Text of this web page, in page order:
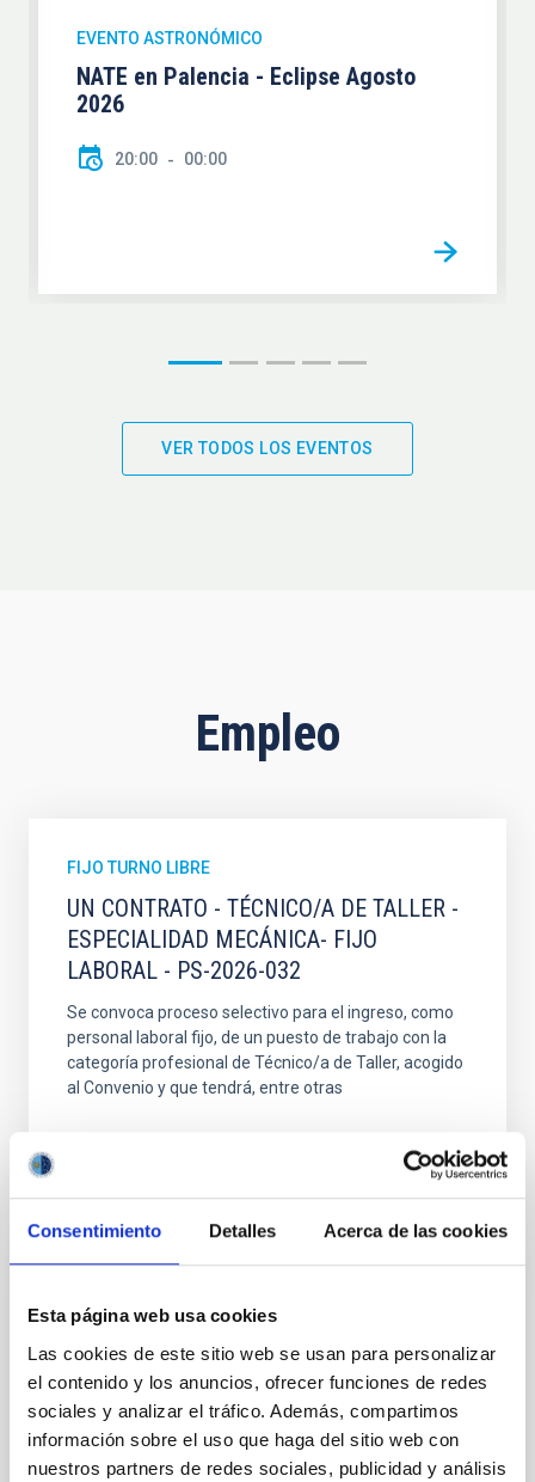
Consentimiento Detalles Acerca de las cookies
Esta página web usa cookies
Las cookies de este sitio web se usan para personalizar
el contenido y los anuncios, ofrecer funciones de redes
sociales y analizar el tráfico. Además, compartimos
información sobre el uso que haga del sitio web con
nuestros partners de redes sociales, publicidad y análisis
EVENTO ASTRONÓMICO
NATE en Palencia - Eclipse Agosto
2026
20:00 00:00
VER TODOS LOS EVENTOS
Empleo
FIJO TURNO LIBRE
UN CONTRATO - TÉCNICO/A DE TALLER -
ESPECIALIDAD MECÁNICA- FIJO
LABORAL - PS-2026-032
Se convoca proceso selectivo para el ingreso, como
personal laboral fijo, de un puesto de trabajo con la
categoría profesional de Técnico/a de Taller, acogido
al Convenio y que tendrá, entre otras
MANTENIMIENTO GENERAL
OBSERVATORIOS (ORM-LA PALMA) - FIJO
LABORAL -PS-2026-031
Se convoca proceso selectivo para el ingreso, como